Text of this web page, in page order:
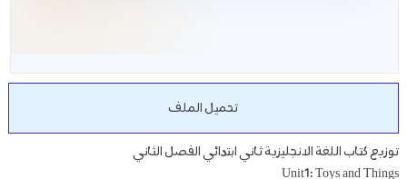
تحميل الملف
توزيع كتاب اللغة الانجليزية ثاني ابتدائي الفصل الثاني
Unit1: Toys and Things